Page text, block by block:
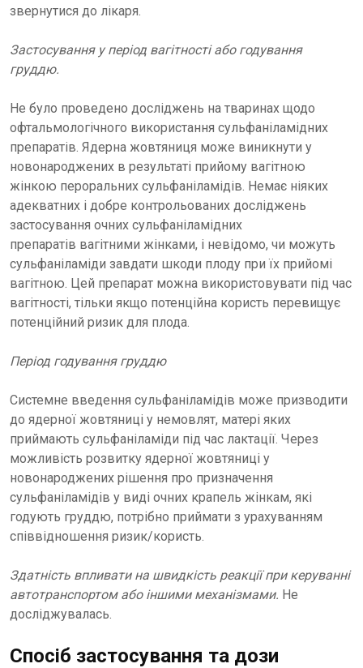
звернутися до лікаря.
Застосування у період вагітності або годування
груддю.
Не було проведено досліджень на тваринах щодо
офтальмологічного використання сульфаніламідних
препаратів. Ядерна жовтяниця може виникнути у
новонароджених в результаті прийому вагітною
жінкою пероральних сульфаніламідів. Немає ніяких
адекватних і добре контрольованих досліджень
застосування очних сульфаніламідних
препаратів вагітними жінками, і невідомо, чи можуть
сульфаніламіди завдати шкоди плоду при їх прийомі
вагітною. Цей препарат можна використовувати під час
вагітності, тільки якщо потенційна користь перевищує
потенційний ризик для плода.
Період годування груддю
Системне введення сульфаніламідів може призводити
до ядерної жовтяниці у немовлят, матері яких
приймають сульфаніламіди під час лактації. Через
можливість розвитку ядерної жовтяниці у
новонароджених рішення про призначення
сульфаніламідів у виді очних крапель жінкам, які
годують груддю, потрібно приймати з урахуванням
співвідношення ризик/користь.
Здатність впливати на швидкість реакції при керуванні
автотранспортом або іншими механізмами. Не
досліджувалась.
Спосіб застосування та дози